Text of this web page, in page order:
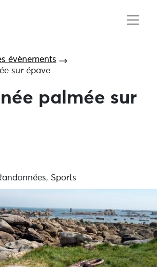
évènements
sur épave
palmée sur
Sports